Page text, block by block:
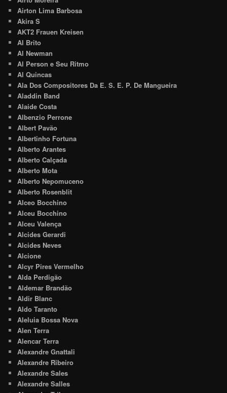
Airton Lima Barbosa
Akira S
AKT2 Frauen Kreisen
Al Brito
Al Newman
Al Person e Seu Ritmo
Al Quincas
Ala Dos Compositores Da E. S. E. P. De Mangueira
Aladdin Band
Alaide Costa
Albenzio Perrone
Albert Pavão
Albertinho Fortuna
Alberto Arantes
Alberto Calçada
Alberto Mota
Alberto Nepomuceno
Alberto Rosenblit
Alceo Bocchino
Alceu Bocchino
Alceu Valença
Alcides Gerardi
Alcides Neves
Alcione
Alcyr Pires Vermelho
Alda Perdigão
Aldemar Brandão
Aldir Blanc
Aldo Taranto
Aleluia Bossa Nova
Alen Terra
Alencar Terra
Alexandre Gnattali
Alexandre Ribeiro
Alexandre Sales
Alexandre Salles